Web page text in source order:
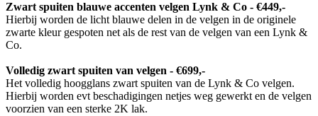
Zwart spuiten blauwe accenten velgen Lynk & Co - €449,-
Hierbij worden de licht blauwe delen in de velgen in de originele
zwarte kleur gespoten net als de rest van de velgen van een Lynk &
Co.
Volledig zwart spuiten van velgen - €699,-
Het volledig hoogglans zwart spuiten van de Lynk & Co velgen.
Hierbij worden evt beschadigingen netjes weg gewerkt en de velgen
voorzien van een sterke 2K lak.